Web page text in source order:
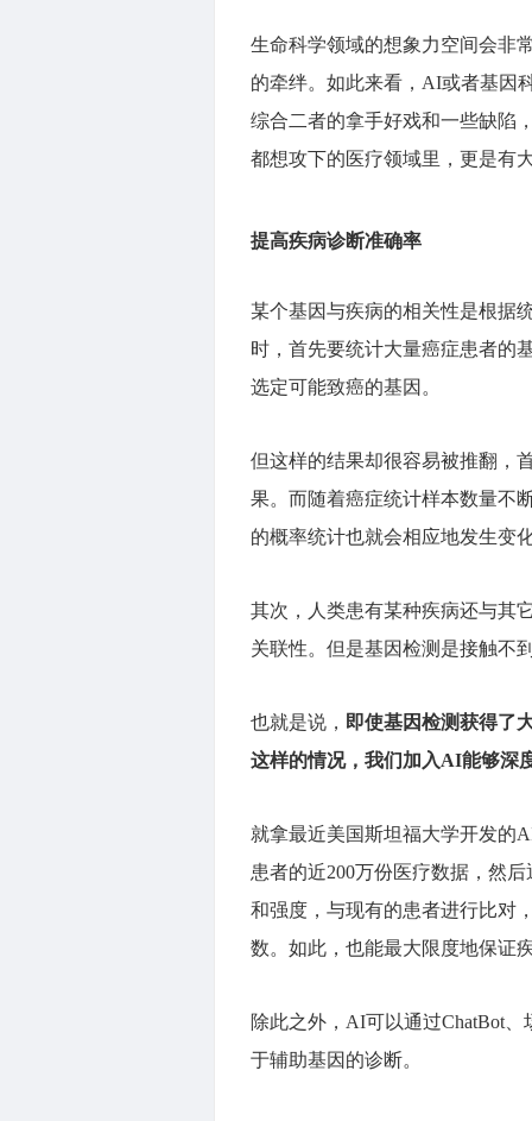
生命科学领域的想象力空间会非
的牵绊。如此来看，AI或者基因
综合二者的拿手好戏和一些缺陷
都想攻下的医疗领域里，更是有
提高疾病诊断准确率
某个基因与疾病的相关性是根据
时，首先要统计大量癌症患者的
选定可能致癌的基因。
但这样的结果却很容易被推翻，
果。而随着癌症统计样本数量不
的概率统计也就会相应地发生变
其次，人类患有某种疾病还与其
关联性。但是基因检测是接触不
也就是说， 即使基因检测获得了
这样的情况，我们加入AI能够深
就拿最近美国斯坦福大学开发的
患者的近200万份医疗数据，然
和强度，与现有的患者进行比对
数。如此，也能最大限度地保证
除此之外，AI可以通过ChatBot
于辅助基因的诊断。